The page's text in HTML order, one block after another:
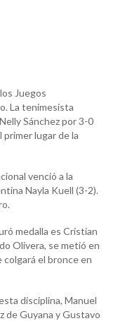
Juegos
La tenimesista
Sánchez por 3-0
lugar de la
venció a la
Nayla Kuell (3-2).
medalla es Cristian
Olivera, se metió en
colgará el bronce en
disciplina, Manuel
de Guyana y Gustavo